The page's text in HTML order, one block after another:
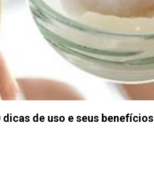
de uso e seus benefícios